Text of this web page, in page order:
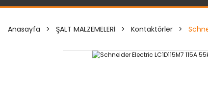
Anasayfa ŞALT MALZEMELERİ Kontaktörler